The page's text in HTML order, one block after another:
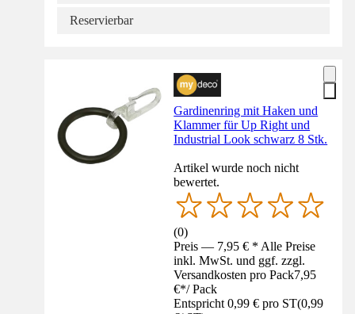
Reservierbar
Gardinenring mit Haken und
Klammer für Up Right und
Industrial Look schwarz 8 Stk.
Artikel wurde noch nicht
bewertet.
(0)
Preis — 7,95 € * Alle Preise
inkl. MwSt. und ggf. zzgl.
Versandkosten pro Pack7,95
€*/ Pack
Entspricht 0,99 € pro ST(0,99